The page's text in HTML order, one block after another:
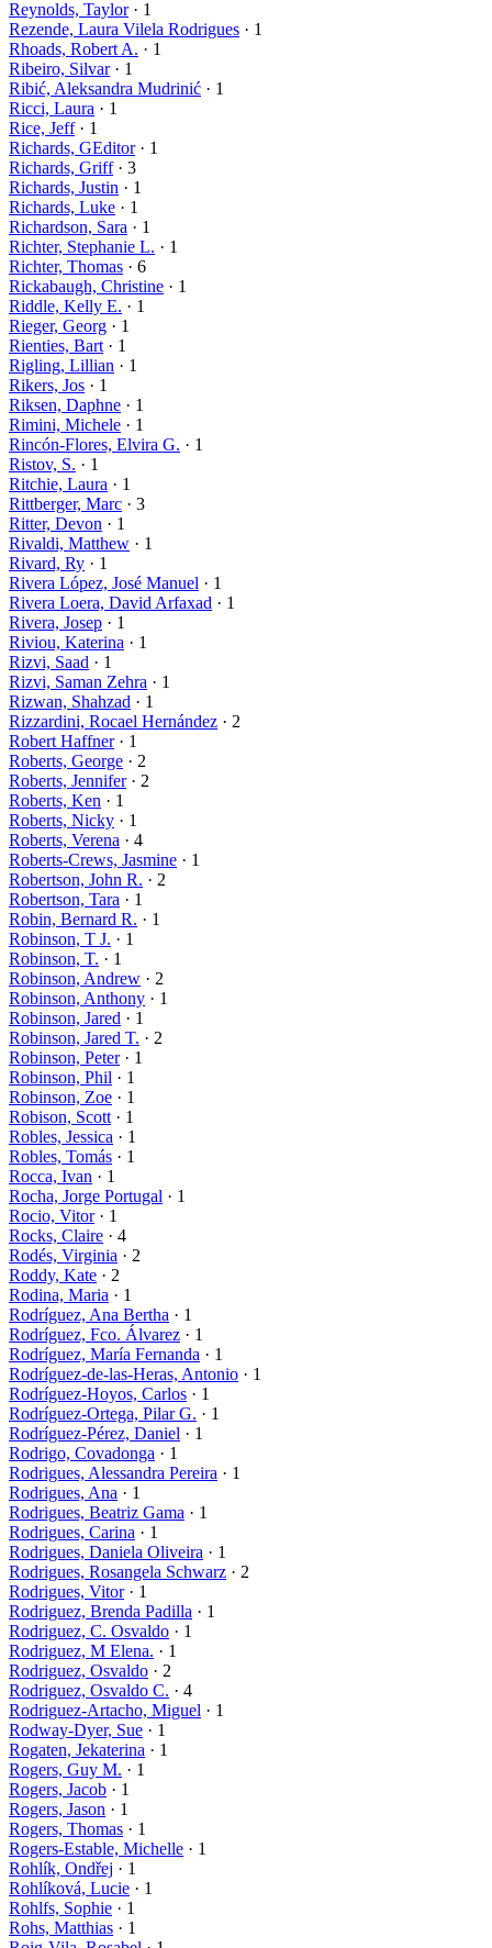
Reynolds, Taylor· 1
Rezende, Laura Vilela Rodrigues · 1
Rhoads, Robert A. · 1
Ribeiro, Silvar· 1
Ribić, Aleksandra Mudrinić · 1
Ricci, Laura · 1
Rice, Jeff· 1
Richards, GEditor· 1
Richards, Griff· 3
Richards, Justin · 1
Richards, Luke · 1
Richardson, Sara · 1
Richter, Stephanie L. · 1
Richter, Thomas · 6
Rickabaugh, Christine · 1
Riddle, Kelly E. · 1
Rieger, Georg · 1
Rienties, Bart · 1
Rigling, Lillian · 1
Rikers, Jos · 1
Riksen, Daphne · 1
Rimini, Michele · 1
Rincón-Flores, Elvira G. · 1
Ristov, S. · 1
Ritchie, Laura · 1
Rittberger, Marc · 3
Ritter, Devon · 1
Rivaldi, Matthew · 1
Rivard, Ry · 1
Rivera López, José Manuel · 1
Rivera Loera, David Arfaxad · 1
Rivera, Josep · 1
Riviou, Katerina · 1
Rizvi, Saad · 1
Rizvi, Saman Zehra · 1
Rizwan, Shahzad · 1
Rizzardini, Rocael Hernández · 2
Robert Haffner· 1
Roberts, George · 2
Roberts, Jennifer· 2
Roberts, Ken · 1
Roberts, Nicky · 1
Roberts, Verena · 4
Roberts-Crews, Jasmine · 1
Robertson, John R. · 2
Robertson, Tara · 1
Robin, Bernard R. · 1
Robinson, T J. · 1
Robinson, T. · 1
Robinson, Andrew · 2
Robinson, Anthony · 1
Robinson, Jared · 1
Robinson, Jared T. · 2
Robinson, Peter· 1
Robinson, Phil · 1
Robinson, Zoe · 1
Robison, Scott · 1
Robles, Jessica · 1
Robles, Tomás · 1
Rocca, Ivan · 1
Rocha, Jorge Portugal · 1
Rocio, Vitor· 1
Rocks, Claire · 4
Rodés, Virginia · 2
Roddy, Kate · 2
Rodina, Maria · 1
Rodríguez, Ana Bertha · 1
Rodríguez, Fco. Álvarez · 1
Rodríguez, María Fernanda · 1
Rodríguez-de-las-Heras, Antonio · 1
Rodríguez-Hoyos, Carlos · 1
Rodríguez-Ortega, Pilar G. · 1
Rodríguez-Pérez, Daniel · 1
Rodrigo, Covadonga · 1
Rodrigues, Alessandra Pereira · 1
Rodrigues, Ana · 1
Rodrigues, Beatriz Gama · 1
Rodrigues, Carina · 1
Rodrigues, Daniela Oliveira · 1
Rodrigues, Rosangela Schwarz · 2
Rodrigues, Vitor· 1
Rodriguez, Brenda Padilla · 1
Rodriguez, C. Osvaldo · 1
Rodriguez, M Elena. · 1
Rodriguez, Osvaldo · 2
Rodriguez, Osvaldo C. · 4
Rodriguez-Artacho, Miguel · 1
Rodway-Dyer, Sue · 1
Rogaten, Jekaterina · 1
Rogers, Guy M. · 1
Rogers, Jacob · 1
Rogers, Jason · 1
Rogers, Thomas · 1
Rogers-Estable, Michelle · 1
Rohlík, Ondřej · 1
Rohlíková, Lucie · 1
Rohlfs, Sophie · 1
Rohs, Matthias · 1